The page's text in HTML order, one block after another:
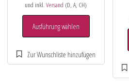
und inkl.Versand (D, A, CH)
Ausführung wählen